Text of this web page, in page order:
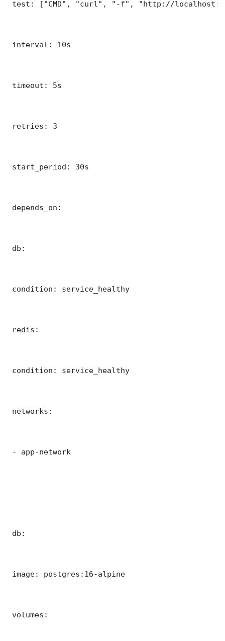
test: ["CMD", "curl", "-f", "http://
interval: 10s
timeout: 5s
retries: 3
start_period: 30s
depends_on:
db:
condition: service_healthy
redis:
condition: service_healthy
networks:
- app-network
db:
image: postgres:16-alpine
volumes: